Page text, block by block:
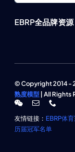
EBRP全品牌资源
© Copyright 2014 -
熟度模型 | All Rights
友情链接： EBRP体
历届冠军名单